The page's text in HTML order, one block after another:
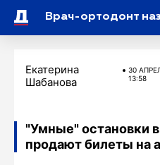
Екатерина
Шабанова
30
13:58
"Умные" остановки
продают билеты на